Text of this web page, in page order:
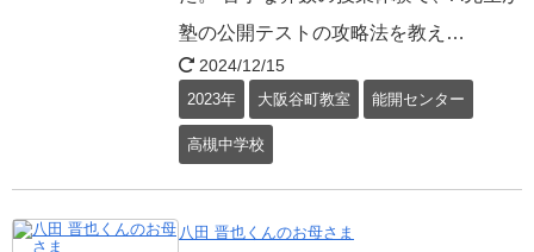
塾の公開テストの攻略法を教え…
2024/12/15
2023年 大阪谷町教室 能開センター
高槻中学校
八田 晋也くんのお母さま